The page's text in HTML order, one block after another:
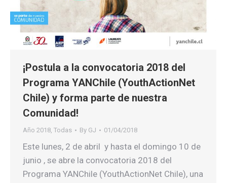
¡Postula a la convocatoria 2018 del
Programa YANChile (YouthActionNet
Chile) y forma parte de nuestra
Comunidad!
Año 2018, Todas By GJ 01/04/2018
Este lunes, 2 de abril y hasta el domingo 10 de
junio , se abre la convocatoria 2018 del
Programa YANChile (YouthActionNet Chile), una